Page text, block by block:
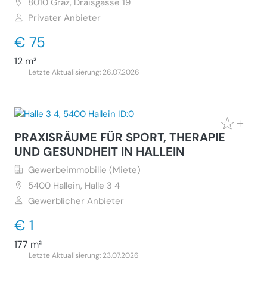
8010 Graz, Draisgasse 19
Privater Anbieter
€ 75
12 m²
Letzte Aktualisierung: 26.07.2026
PRAXISRÄUME FÜR SPORT, THERAPIE
UND GESUNDHEIT IN HALLEIN
Gewerbeimmobilie (Miete)
5400 Hallein, Halle 3 4
Gewerblicher Anbieter
€ 1
177 m²
Letzte Aktualisierung: 23.07.2026